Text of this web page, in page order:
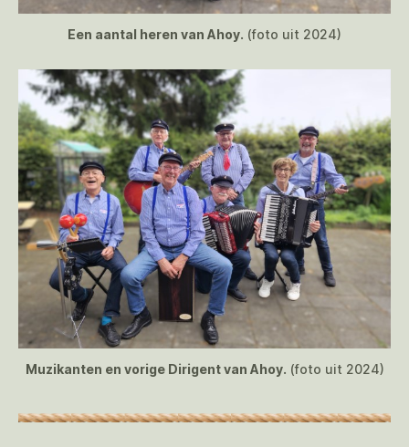
Een aantal heren van Ahoy. (foto uit 2024)
Muzikanten en vorige Dirigent van Ahoy. (foto uit 2024)